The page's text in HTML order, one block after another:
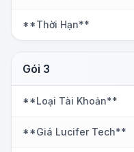
**Thời Hạn**
Gói 3
**Loại Tài Khoản**
**Giá Lucifer Tech**